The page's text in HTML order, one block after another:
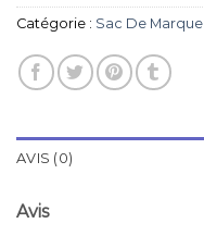
Catégorie : Sac De Marque
AVIS (0)
Avis